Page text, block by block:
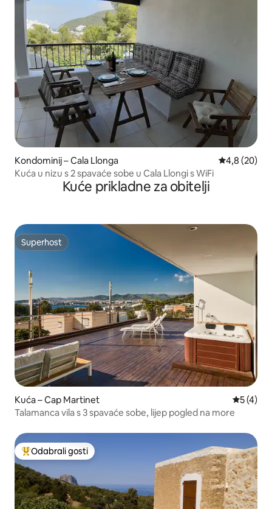
Kondominij – Cala Llonga Prosječna
4,8 (20)
Kuća u nizu s 2 spavaće sobe u Cala Llongi s WiFi
Kuće prikladne za obitelji
Superhost
Superhost
Kuća – Cap Martinet
5 (4)
Talamanca vila s 3 spavaće sobe, lijep pogled na more
Među najviše rangiranima s oznakom „Odabrali gosti”
Odabrali gosti